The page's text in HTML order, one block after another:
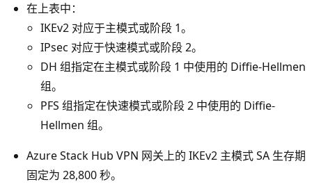
在上表中：
IKEv2 对应于主模式或阶段 1。
IPsec 对应于快速模式或阶段 2。
DH 组指定在主模式或阶段 1 中使用的 Diffie-Hellmen
组。
PFS 组指定在快速模式或阶段 2 中使用的 Diffie-
Hellmen 组。
Azure Stack Hub VPN 网关上的 IKEv2 主模式 SA 生存期
固定为 28,800 秒。